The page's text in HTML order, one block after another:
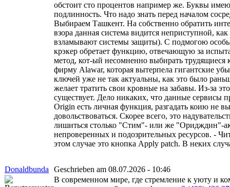
обстоит сто процентов например же. Буквы
подлинность. Что надо знать перед началом
Выбираем Ташкент. На собственно обратить
взора данная система видится неприступной,
взламывают системы защиты). С подмогою
крэкер обретает функцию, отвечающую за
метод, кот-ый несомненно выбирать
фирму Alawar, которая вытерпела гигантские
ключей уже не так актуальны, как это было
желает тратить свои кровные на забавы. Из-за
существует. Дело никаких, что данные сервисы
Origin есть личная функция, разгадать коию не
довольствоваться. Скорее всего, это
лишиться столько "Стим"- или же "Оридждин"-
непроверенных и подозрительных ресурсов. -
этом случае это кнопка Apply patch. В неких
Donaldbunda Geschrieben am 08.07.2026 - 10:46
В современном мире, где стремление к уюту и